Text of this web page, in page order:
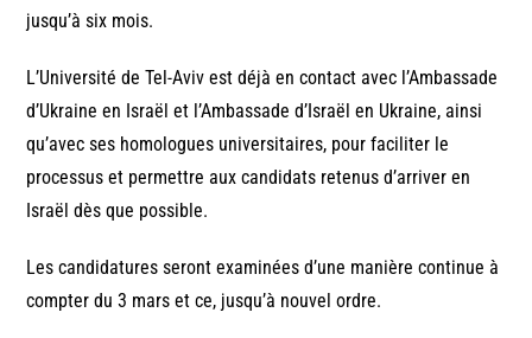
jusqu’à six mois.
L’Université de Tel-Aviv est déjà en contact avec l’Ambassade
d’Ukraine en Israël et l’Ambassade d’Israël en Ukraine, ainsi
qu’avec ses homologues universitaires, pour faciliter le
processus et permettre aux candidats retenus d’arriver en
Israël dès que possible.
Les candidatures seront examinées d’une manière continue à
compter du 3 mars et ce, jusqu’à nouvel ordre.